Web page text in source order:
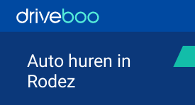
Auto huren in
Rodez